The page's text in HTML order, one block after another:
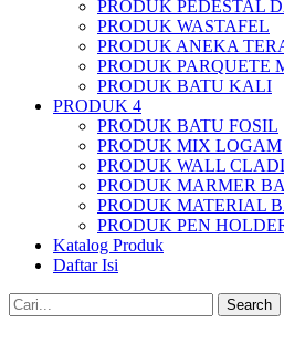
PRODUK PEDESTAL
PRODUK WASTAFEL
PRODUK ANEKA
PRODUK PARQUETE
PRODUK BATU KALI
PRODUK 4
PRODUK BATU FOSIL
PRODUK MIX LOGAM
PRODUK WALL
PRODUK MARMER
PRODUK MATERIAL
PRODUK PEN
Katalog Produk
Daftar Isi
Search